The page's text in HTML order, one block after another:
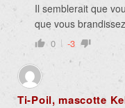
Il semblerait que
que vous
0 -3
Ti-Poil, mascotte